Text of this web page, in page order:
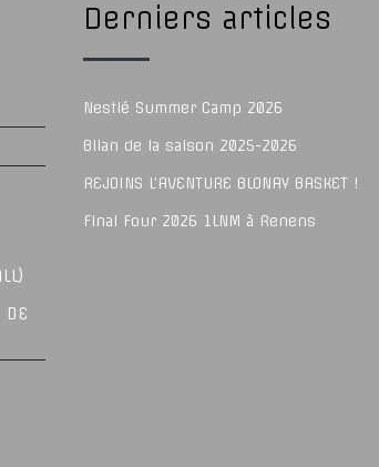
DE
Derniers articles
Nestlé Summer Camp 2026
Bilan de la saison 2025-2026
REJOINS L’AVENTURE BLONAY BASKET !
Final Four 2026 1LNM à Renens